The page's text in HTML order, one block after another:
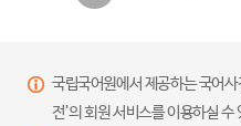
국립국어원에서 제공하는 국어
전’의 회원 서비스를 이용하실 수